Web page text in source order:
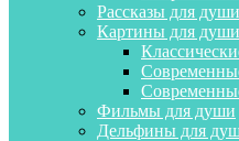
Рассказы для души
Картины для души
Фильмы для души
Дельфины для